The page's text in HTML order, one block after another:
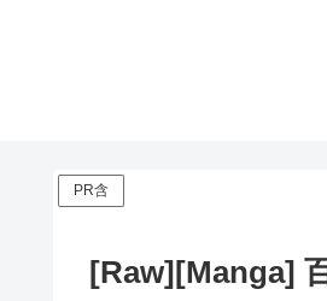
PR含
[Raw][Manga]